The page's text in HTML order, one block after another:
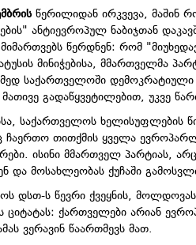
წერილიდან ირკვევა, მაშინ
ანტიევროპულ ნაბიჯთან
წერდნენ: რომ
მინიჭებისა, მმართველმა
საქართველოში
მათივე გადაწყვეტილებით, უკვე
საქართველოს ხელისუფლების
ჩაერთო თითქმის ყველა
ისინი მმართველ პარტიას,
და მოსახლეობას ქუჩაში
დსთ-ს წევრი ქვეყნის,
ციტატას: ქართველები არიან
ვერავინ წაართმევს მათ.